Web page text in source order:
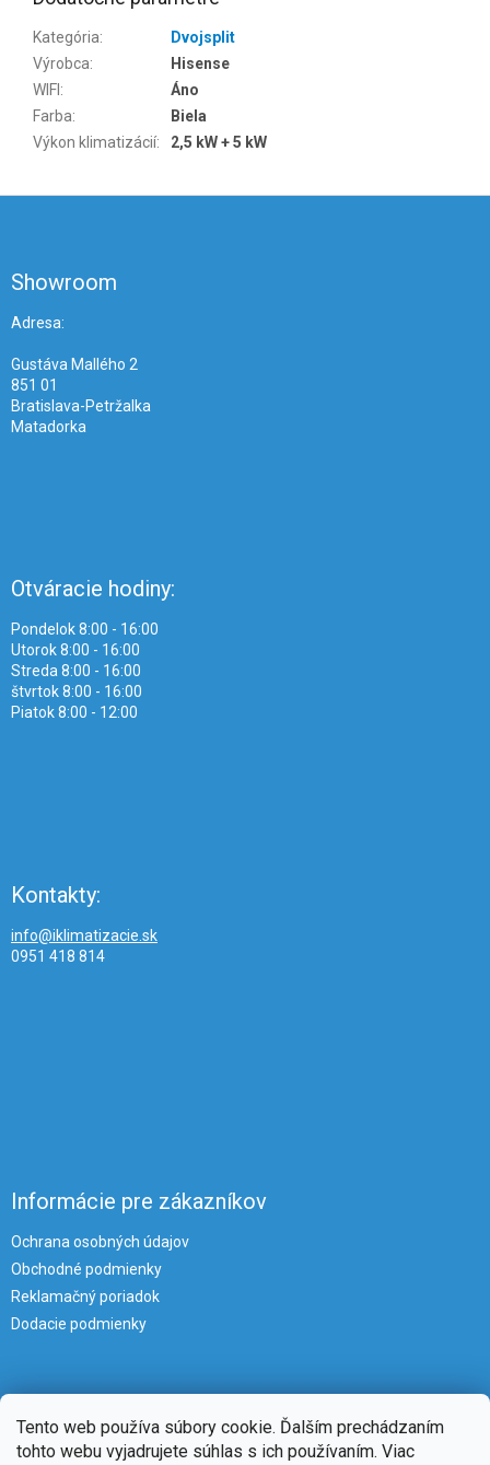
Tento web používa súbory cookie. Ďalším prechádzaním
tohto webu vyjadrujete súhlas s ich používaním. Viac
Kategória:
Dvojsplit
Výrobca:
Hisense
WIFI :
Áno
Farba:
Biela
Výkon klimatizácií: 2,5 kW + 5 kW
Showroom
Adresa:
Gustáva Mallého 2
851 01
Bratislava-Petržalka
Matadorka
Otváracie hodiny:
Pondelok 8:00 - 16:00
Utorok 8:00 - 16:00
Streda 8:00 - 16:00
štvrtok 8:00 - 16:00
Piatok 8:00 - 12:00
Kontakty:
info@iklimatizacie.sk
0951 418 814
Informácie pre zákazníkov
Ochrana osobných údajov
Obchodné podmienky
Reklamačný poriadok
Dodacie podmienky